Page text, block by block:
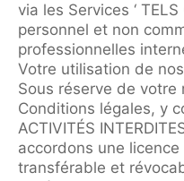
via les Services ‘
personnel et non
professionnelles
Votre utilisation de
Sous réserve de
Conditions légales, y
ACTIVITÉS
accordons une
transférable et